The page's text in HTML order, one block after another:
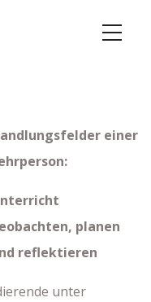
einer
planen
reflektieren
unter